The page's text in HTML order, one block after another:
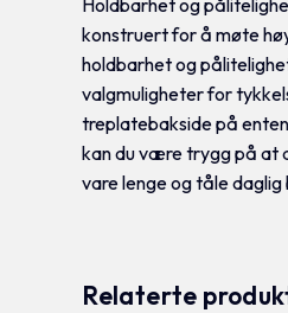
Holdbarhet og
konstruert for å møte
holdbarhet og
valgmuligheter for
treplatebakside på enten
kan du være trygg på at
vare lenge og tåle daglig
Relaterte